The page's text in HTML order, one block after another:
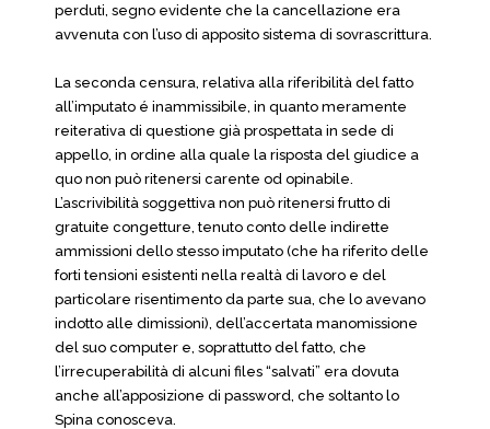
perduti, segno evidente che la cancellazione era
avvenuta con l’uso di apposito sistema di sovrascrittura.
La seconda censura, relativa alla riferibilità del fatto
all’imputato é inammissibile, in quanto meramente
reiterativa di questione già prospettata in sede di
appello, in ordine alla quale la risposta del giudice a
quo non può ritenersi carente od opinabile.
L’ascrivibilità soggettiva non può ritenersi frutto di
gratuite congetture, tenuto conto delle indirette
ammissioni dello stesso imputato (che ha riferito delle
forti tensioni esistenti nella realtà di lavoro e del
particolare risentimento da parte sua, che lo avevano
indotto alle dimissioni), dell’accertata manomissione
del suo computer e, soprattutto del fatto, che
l’irrecuperabilità di alcuni files “salvati” era dovuta
anche all’apposizione di password, che soltanto lo
Spina conosceva.